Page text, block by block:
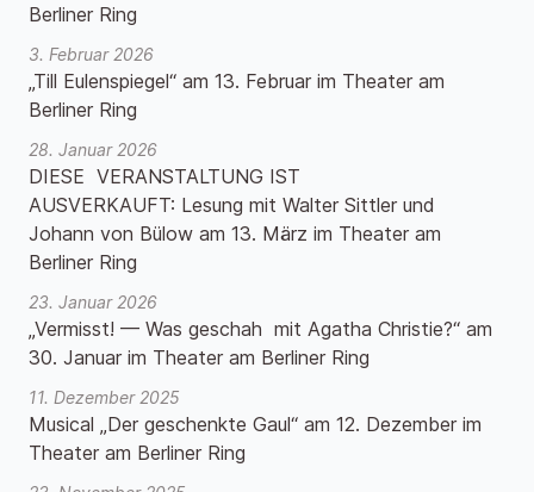
Berliner Ring
3. Februar 2026
„Till Eulenspiegel“ am 13. Februar im Theater am
Berliner Ring
28. Januar 2026
DIESE VERANSTALTUNG IST
AUSVERKAUFT: Lesung mit Walter Sittler und
Johann von Bülow am 13. März im Theater am
Berliner Ring
23. Januar 2026
„Vermisst! — Was geschah mit Agatha Christie?“ am
30. Januar im Theater am Berliner Ring
11. Dezember 2025
Musical „Der geschenkte Gaul“ am 12. Dezember im
Theater am Berliner Ring